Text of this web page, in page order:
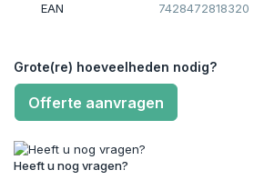
EAN 7428472818320
Grote(re) hoeveelheden nodig?
Offerte aanvragen
Heeft u nog vragen?